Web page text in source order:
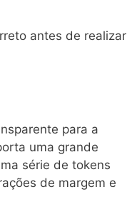
antes de realizar
para a
uma grande
série de tokens
de margem e